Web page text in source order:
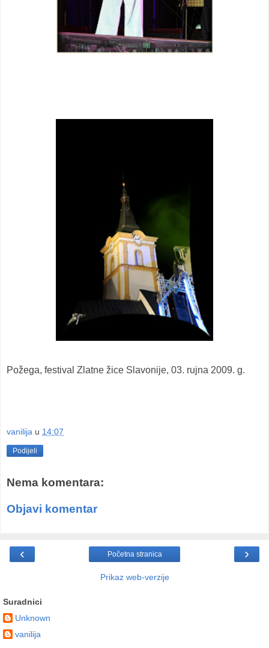
Požega, festival Zlatne žice Slavonije, 03. rujna 2009. g.
vanilija u 14:07
Podijeli
Nema komentara:
Objavi komentar
‹ ›
Početna stranica
Prikaz web-verzije
Suradnici
Unknown
vanilija